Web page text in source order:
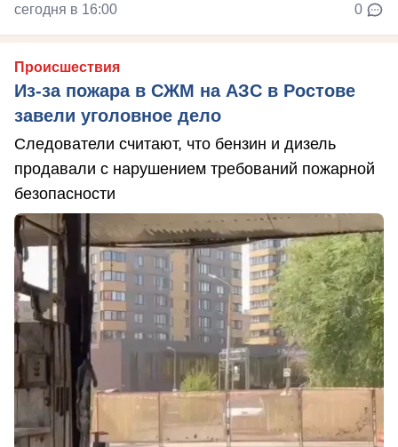
сегодня в 16:00 0
Происшествия
Из-за пожара в СЖМ на АЗС в Ростове
завели уголовное дело
Следователи считают, что бензин и дизель
продавали с нарушением требований пожарной
безопасности